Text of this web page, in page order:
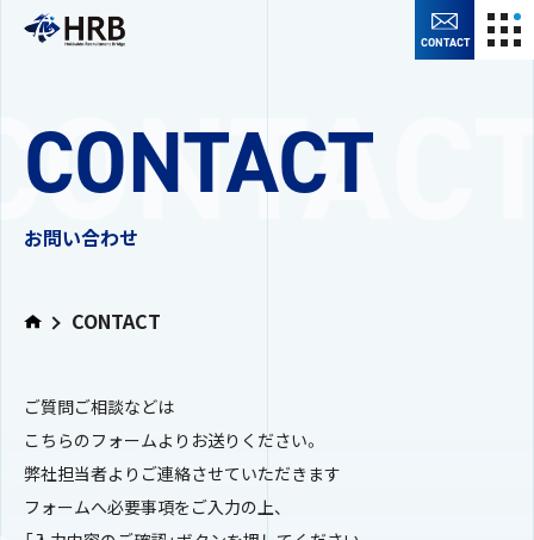
CONTACT
CONTACT
お問い合わせ
CONTACT
ご質問ご相談などは
こちらのフォームよりお送りください。
弊社担当者よりご連絡させていただきます
フォームへ必要事項をご入力の上、